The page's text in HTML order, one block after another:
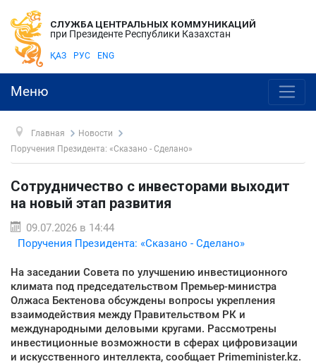
СЛУЖБА ЦЕНТРАЛЬНЫХ КОММУНИКАЦИЙ
при Президенте Республики Казахстан
ҚАЗ РУС ENG
Меню
Главная
Новости
Поручения Президента: «Сказано - Сделано»
Сотрудничество с инвесторами выходит
на новый этап развития
09.07.2026 в 14:44
Поручения Президента: «Сказано - Сделано»
На заседании Совета по улучшению инвестиционного
климата под председательством Премьер-министра
Олжаса Бектенова обсуждены вопросы укрепления
взаимодействия между Правительством РК и
международными деловыми кругами. Рассмотрены
инвестиционные возможности в сферах цифровизации
и искусственного интеллекта, сообщает Primeminister.kz.